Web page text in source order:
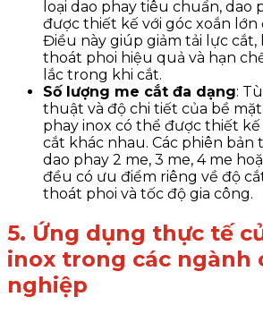
loại dao phay tiêu chuẩn, dao
được thiết kế với góc xoắn lớn
Điều này giúp giảm tải lực
thoát phoi hiệu quả và hạn
lắc trong khi cắt.
Số lượng me cắt đa dạng:
thuật và độ chi tiết của bề mặt
phay inox có thể được thiết kế
cắt khác nhau. Các phiên
dao phay 2 me, 3 me, 4 me
đều có ưu điểm riêng về độ
thoát phoi và tốc độ gia công.
5. Ứng dụng thực tế
inox trong các ngành
nghiệp